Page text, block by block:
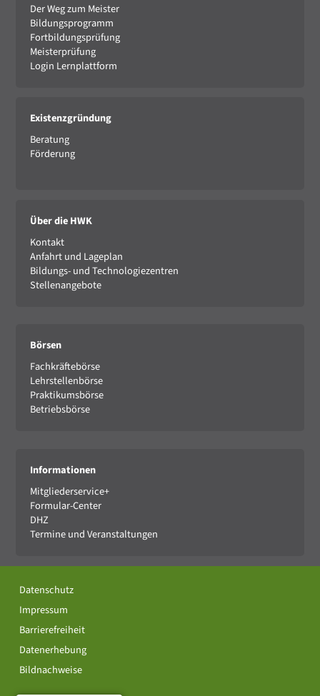
Der Weg zum Meister
Bildungsprogramm
Fortbildungsprüfung
Meisterprüfung
Login Lernplattform
Existenzgründung
Beratung
Förderung
Über die HWK
Kontakt
Anfahrt und Lageplan
Bildungs- und Technologiezentren
Stellenangebote
Börsen
Fachkräftebörse
Lehrstellenbörse
Praktikumsbörse
Betriebsbörse
Informationen
Mitgliederservice+
Formular-Center
DHZ
Termine und Veranstaltungen
Datenschutz
Impressum
Barrierefreiheit
Datenerhebung
Bildnachweise